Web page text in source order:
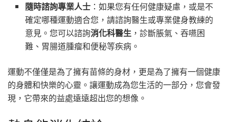
隨時諮詢專業人士 ：如果您有任何健康疑慮，或是不
確定哪種運動適合您，請諮詢醫生或專業健身教練的
意見。您可以諮詢消化科醫生 ，診斷脹氣、吞嚥困
難、胃腸道腫瘤和便秘等疾病。
運動不僅僅是為了擁有苗條的身材，更是為了擁有一個健康
的身體和快樂的心靈。讓運動成為您生活的一部分，您會發
現，它帶來的益處遠遠超出您的想像。